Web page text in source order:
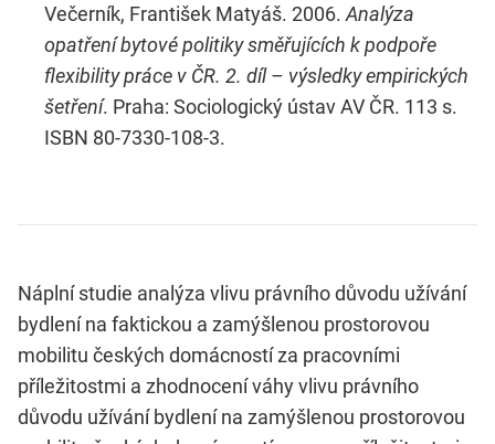
Večerník, František Matyáš. 2006. Analýza
opatření bytové politiky směřujících k podpoře
flexibility práce v ČR. 2. díl – výsledky empirických
šetření. Praha: Sociologický ústav AV ČR. 113 s.
ISBN 80-7330-108-3.
Náplní studie analýza vlivu právního důvodu užívání
bydlení na faktickou a zamýšlenou prostorovou
mobilitu českých domácností za pracovními
příležitostmi a zhodnocení váhy vlivu právního
důvodu užívání bydlení na zamýšlenou prostorovou